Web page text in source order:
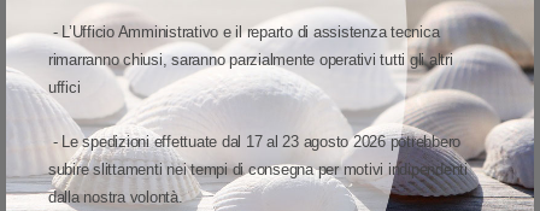
- L’Ufficio Amministrativo e il reparto di assistenza tecnica
rimarranno chiusi, saranno parzialmente operativi tutti gli altri
uffici
- Le spedizioni effettuate dal 17 al 23 agosto 2026 potrebbero
subire slittamenti nei tempi di consegna per motivi indipendenti
dalla nostra volontà.
opzionale con WiFi 802.11ac e Bluetooth per avere connessioni
wireless incredibilmente veloci e affidabili.
Massima semplicità di funzionamento grazie
all'ampio display toucha colori
È facile configurare e utilizzare la ZT400 con l’intuitiva interfaccia